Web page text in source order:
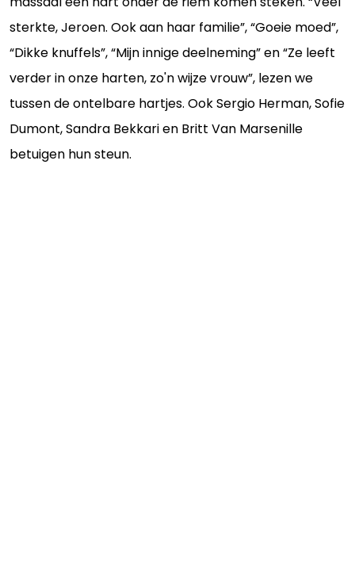
sterkte, Jeroen. Ook aan haar familie”, “Goeie moed”,
“Dikke knuffels”, “Mijn innige deelneming” en “Ze leeft
verder in onze harten, zo'n wijze vrouw”, lezen we
tussen de ontelbare hartjes. Ook Sergio Herman, Sofie
Dumont, Sandra Bekkari en Britt Van Marsenille
betuigen hun steun.